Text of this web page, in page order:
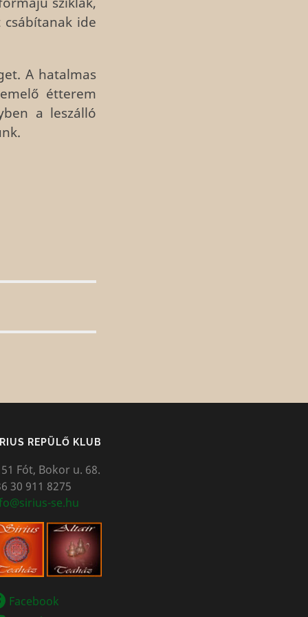
ide
A hatalmas
étterem
a leszálló
REPÜLŐ KLUB
Fót, Bokor u. 68.
30 911 8275
se.hu
Facebook